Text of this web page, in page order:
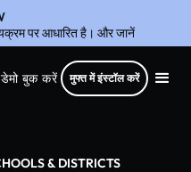
पर आधारित है। और जानें
डेमो बुक करें मुफ्त में इंस्टॉल करें
& DISTRICTS